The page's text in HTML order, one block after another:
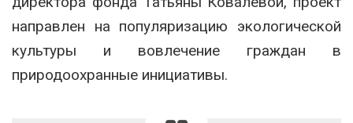
направлен на популяризацию экологической
культуры и вовлечение граждан в
природоохранные инициативы.